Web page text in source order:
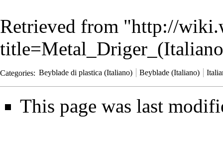
Retrieved from "http://
Categories: Beyblade di plastica (Italiano) Beyblade (Italiano)
This page was last